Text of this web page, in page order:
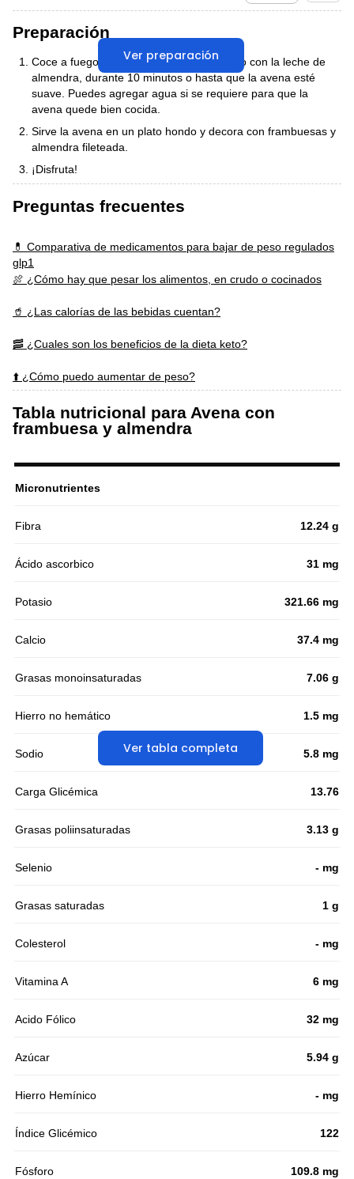
Ver preparación
Preparación
Coce a fuego lento y tapada la avena junto con la leche de
almendra, durante 10 minutos o hasta que la avena esté
suave. Puedes agregar agua si se requiere para que la
avena quede bien cocida.
Sirve la avena en un plato hondo y decora con frambuesas y
almendra fileteada.
¡Disfruta!
Preguntas frecuentes
💊 Comparativa de medicamentos para bajar de peso regulados
glp1
🍖 ¿Cómo hay que pesar los alimentos, en crudo o cocinados
🥤 ¿Las calorías de las bebidas cuentan?
🥓 ¿Cuales son los beneficios de la dieta keto?
⬆️ ¿Cómo puedo aumentar de peso?
Tabla nutricional para Avena con
frambuesa y almendra
Ver tabla completa
Micronutrientes
Fibra 12.24 g
Ácido ascorbico 31 mg
Potasio 321.66 mg
Calcio 37.4 mg
Grasas monoinsaturadas 7.06 g
Hierro no hemático 1.5 mg
Sodio 5.8 mg
Carga Glicémica 13.76
Grasas poliinsaturadas 3.13 g
Selenio - mg
Grasas saturadas 1 g
Colesterol - mg
Vitamina A 6 mg
Acido Fólico 32 mg
Azúcar 5.94 g
Hierro Hemínico - mg
Índice Glicémico 122
Fósforo 109.8 mg